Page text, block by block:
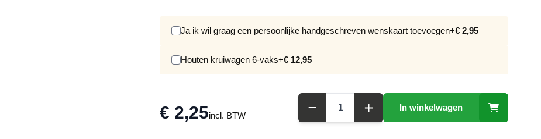
Ja ik wil graag een persoonlijke handgeschreven wenskaart toevoegen+€ 2,95
Houten kruiwagen 6-vaks+€ 12,95
€ 2,25incl. BTW
In winkelwagen